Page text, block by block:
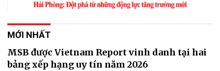
MỚI NHẤT
MSB được Vietnam Report vinh danh tại hai
bảng xếp hạng uy tín năm 2026